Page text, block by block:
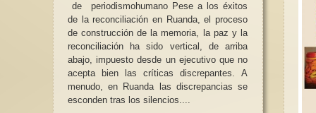
de periodismohumano Pese a los éxitos
de la reconciliación en Ruanda, el proceso
de construcción de la memoria, la paz y la
reconciliación ha sido vertical, de arriba
abajo, impuesto desde un ejecutivo que no
acepta bien las críticas discrepantes. A
menudo, en Ruanda las discrepancias se
esconden tras los silencios....